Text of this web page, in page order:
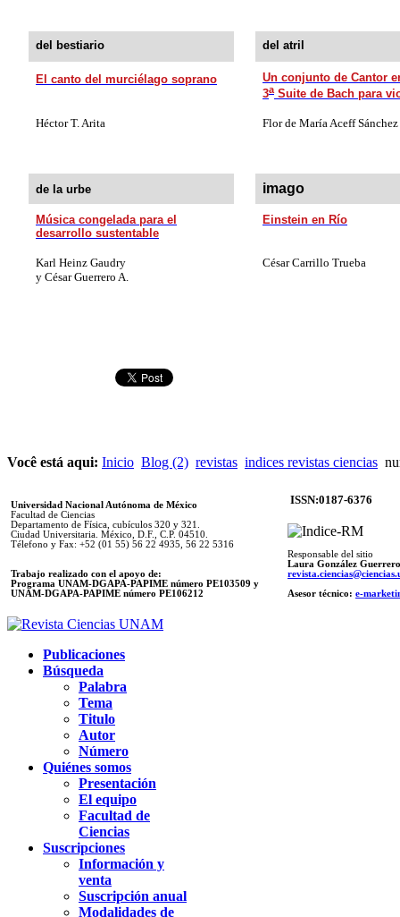
del bestiario del atril
El canto del murciélago soprano
Un conjunto de Cantor
3aSuite de Bach para
Héctor T. Arita Flor de María Aceff Sánchez
de la urbe imago
Música congelada para el
desarrollo sustentable
Einstein en Río
Karl Heinz Gaudry
y César Guerrero A.
César Carrillo Trueba
Você está aqui: Inicio Blog (2) revistas indices revistas ciencias
Universidad Nacional Autónoma de México
Facultad de Ciencias
Departamento de Física, cubículos 320 y 321.
Ciudad Universitaria. México, D.F., C.P. 04510.
Télefono y Fax: +52 (01 55) 56 22 4935, 56 22 5316
Trabajo realizado con el apoyo de:
Programa UNAM-DGAPA-PAPIME número PE103509 y
UNAM-DGAPA-PAPIME número PE106212
ISSN:0187-6376
Responsable del sitio
Laura González Guerrero
Asesor técnico: e-
Publicaciones
Búsqueda
Palabra
Tema
Titulo
Autor
Número
Quiénes somos
Presentación
El equipo
Facultad de
Ciencias
Suscripciones
Información y
venta
Suscripción anual
Modalidades de